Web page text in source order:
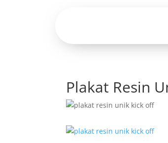
Plakat Resin